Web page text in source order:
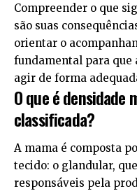
Compreender o que
são suas
orientar o
fundamental para que
agir de forma
O que é densidade
classificada?
A mama é composta
tecido: o glandular,
responsáveis pela